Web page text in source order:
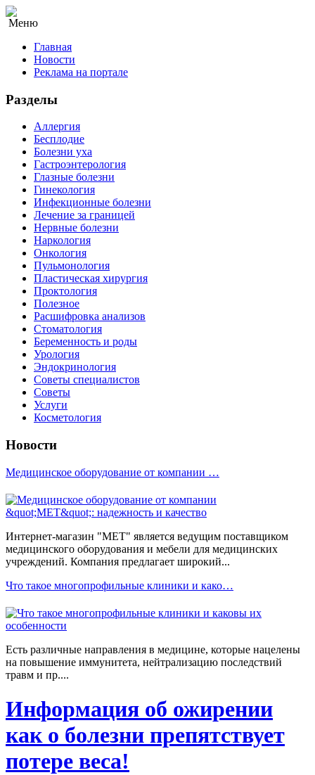
Меню
Главная
Новости
Реклама на портале
Разделы
Аллергия
Бесплодие
Болезни уха
Гастроэнтерология
Глазные болезни
Гинекология
Инфекционные болезни
Лечение за границей
Нервные болезни
Наркология
Онкология
Пульмонология
Пластическая хирургия
Проктология
Полезное
Расшифровка анализов
Стоматология
Беременность и роды
Урология
Эндокринология
Советы специалистов
Советы
Услуги
Косметология
Новости
Медицинское оборудование от компании …
Интернет-магазин "МЕТ" является ведущим поставщиком
медицинского оборудования и мебели для медицинских
учреждений. Компания предлагает широкий...
Что такое многопрофильные клиники и како…
Есть различные направления в медицине, которые нацелены
на повышение иммунитета, нейтрализацию последствий
травм и пр....
Информация об ожирении
как о болезни препятствует
потере веса!